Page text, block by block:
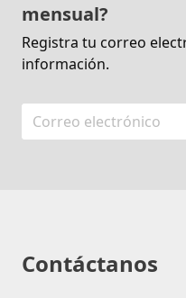
mensual?
Registra tu correo
información.
Contáctanos